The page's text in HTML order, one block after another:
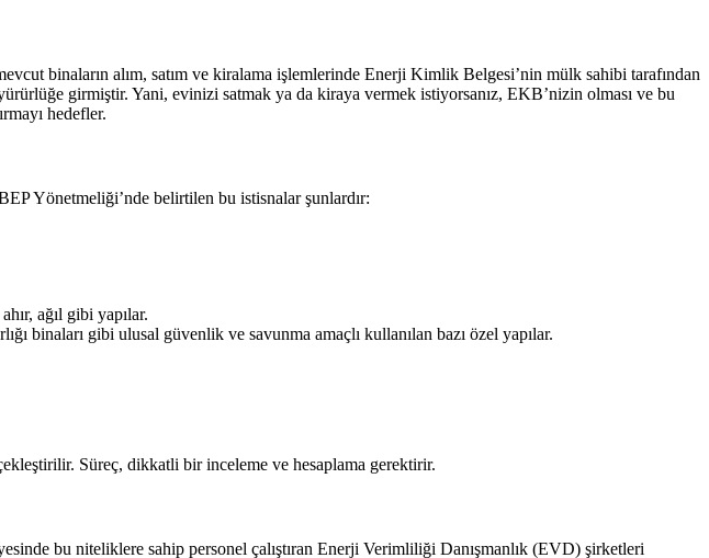
binaların alım, satım ve kiralama işlemlerinde Enerji Kimlik Belgesi’nin mülk sahibi tarafından
girmiştir. Yani, evinizi satmak ya da kiraya vermek istiyorsanız, EKB’nizin olması ve bu
hedefler.
Yönetmeliği’nde belirtilen bu istisnalar şunlardır:
ağıl gibi yapılar.
binaları gibi ulusal güvenlik ve savunma amaçlı kullanılan bazı özel yapılar.
Süreç, dikkatli bir inceleme ve hesaplama gerektirir.
bu niteliklere sahip personel çalıştıran Enerji Verimliliği Danışmanlık (EVD) şirketleri